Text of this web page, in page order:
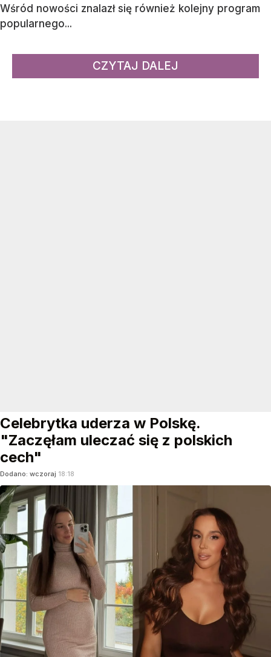
Wśród nowości znalazł się również kolejny program
popularnego...
CZYTAJ DALEJ
Celebrytka uderza w Polskę.
"Zaczęłam uleczać się z polskich
cech"
Dodano: wczoraj 18:18